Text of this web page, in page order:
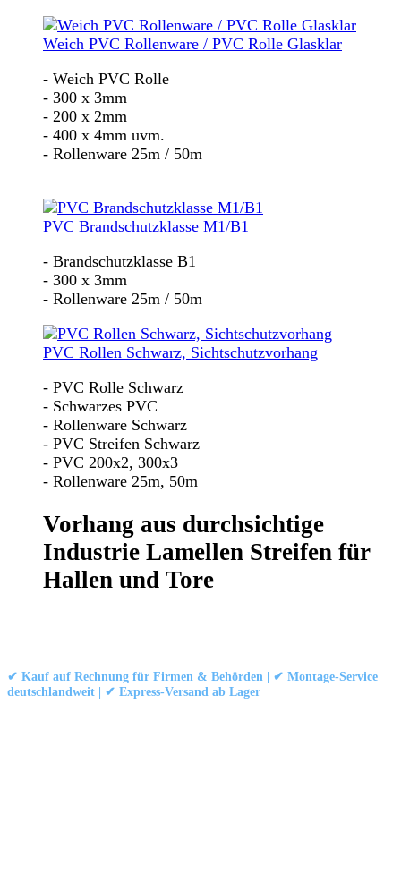
Weich PVC Rollenware / PVC Rolle Glasklar
- Weich PVC Rolle
- 300 x 3mm
- 200 x 2mm
- 400 x 4mm uvm.
- Rollenware 25m / 50m
PVC Brandschutzklasse M1/B1
- Brandschutzklasse B1
- 300 x 3mm
- Rollenware 25m / 50m
PVC Rollen Schwarz, Sichtschutzvorhang
- PVC Rolle Schwarz
- Schwarzes PVC
- Rollenware Schwarz
- PVC Streifen Schwarz
- PVC 200x2, 300x3
- Rollenware 25m, 50m
Vorhang aus durchsichtige
Industrie Lamellen Streifen für
Hallen und Tore
✔ Kauf auf Rechnung für Firmen & Behörden | ✔ Montage-Service
deutschlandweit | ✔ Express-Versand ab Lager